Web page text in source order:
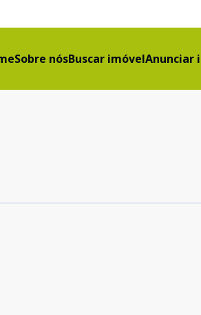
Sobre nósBuscar imóvelAnunciar